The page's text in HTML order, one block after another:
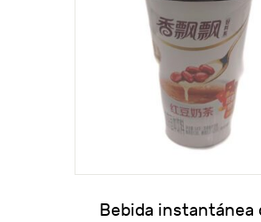
Bebida instantánea